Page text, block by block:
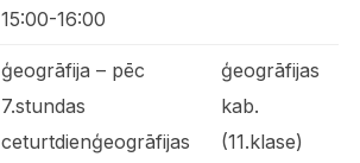
15:00-16:00
ģeogrāfija – pēc
7.stundas
ceturtdienģeogrāfijas
ģeogrāfijas
kab.
(11.klase)